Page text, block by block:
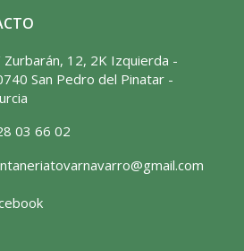
Zurbarán, 12, 2K Izquierda -
San Pedro del Pinatar -
03 66 02